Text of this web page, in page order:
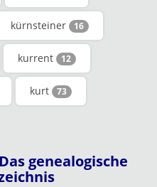
kürnsteiner 16
kurrent 12
kurt 73
genealogische